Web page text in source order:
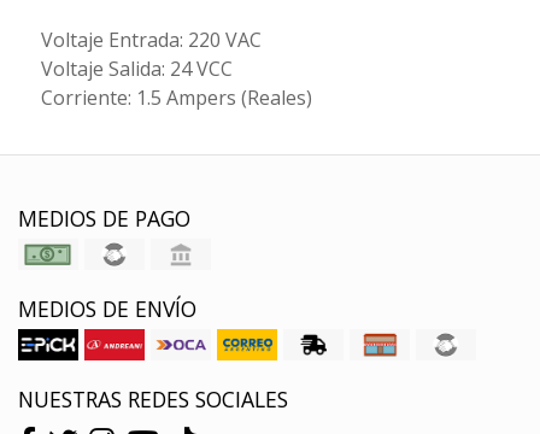
Voltaje Entrada: 220 VAC
Voltaje Salida: 24 VCC
Corriente: 1.5 Ampers (Reales)
MEDIOS DE PAGO
MEDIOS DE ENVÍO
NUESTRAS REDES SOCIALES